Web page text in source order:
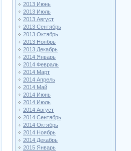
2013 Июнь
2013 Июль
2013 Август
2013 Сентябрь
2013 Октябрь
2013 Ноябрь
2013 Декабрь
2014 Январь
2014 Февраль
2014 Март
2014 Апрель
2014 Май
2014 Июнь
2014 Июль
2014 Август
2014 Сентябрь
2014 Октябрь
2014 Ноябрь
2014 Декабрь
2015 Январь